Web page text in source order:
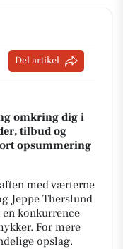
Del artikel
omkring dig i
tilbud og
opsummering
med værterne
Jeppe Therslund
konkurrence
For mere
opslag.